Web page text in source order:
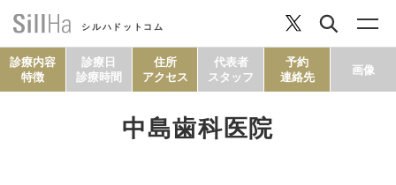
シルハドットコム
診療内容
特徴
診療日
診療時間
住所
アクセス
代表者
スタッフ
予約
連絡先
画像
中島歯科医院